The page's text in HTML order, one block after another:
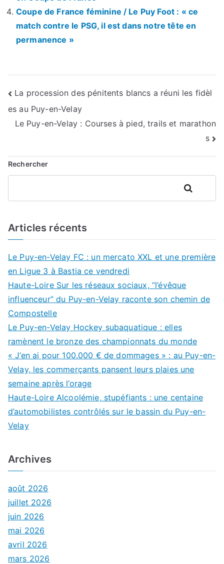
Coupe de France féminine / Le Puy Foot : « ce
match contre le PSG, il est dans notre tête en
permanence »
Navigation
de
La procession des pénitents blancs a réuni les fidèl
es au Puy-en-Velay
Le Puy-en-Velay : Courses à pied, trails et marathon
s
Rechercher
Rechercher
Articles récents
Le Puy-en-Velay FC : un mercato XXL et une première
en Ligue 3 à Bastia ce vendredi
Haute-Loire Sur les réseaux sociaux, “l’évêque
influenceur” du Puy-en-Velay raconte son chemin de
Compostelle
Le Puy-en-Velay Hockey subaquatique : elles
ramènent le bronze des championnats du monde
« J’en ai pour 100.000 € de dommages » : au Puy-en-
Velay, les commerçants pansent leurs plaies une
semaine après l’orage
Haute-Loire Alcoolémie, stupéfiants : une centaine
d’automobilistes contrôlés sur le bassin du Puy-en-
Velay
Archives
août 2026
juillet 2026
juin 2026
mai 2026
avril 2026
mars 2026